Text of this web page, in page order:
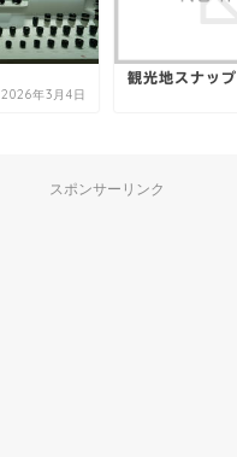
2026年3月4日
観光地スナップ
スポンサーリンク